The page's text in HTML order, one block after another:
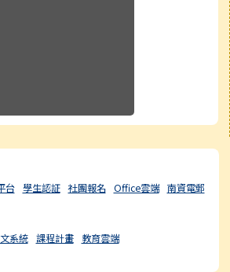
台 學生認証 社團報名 Office雲端 南資電郵
系統 課程計畫 教育雲端